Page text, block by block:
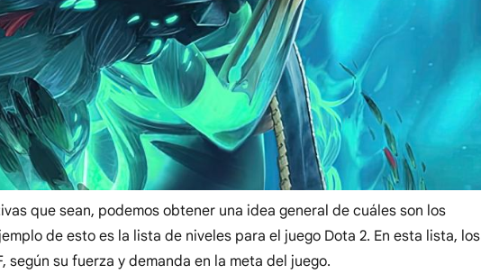
que sean, podemos obtener una idea general de cuáles son los
de esto es la lista de niveles para el juego Dota 2. En esta lista, los
su fuerza y demanda en la meta del juego.